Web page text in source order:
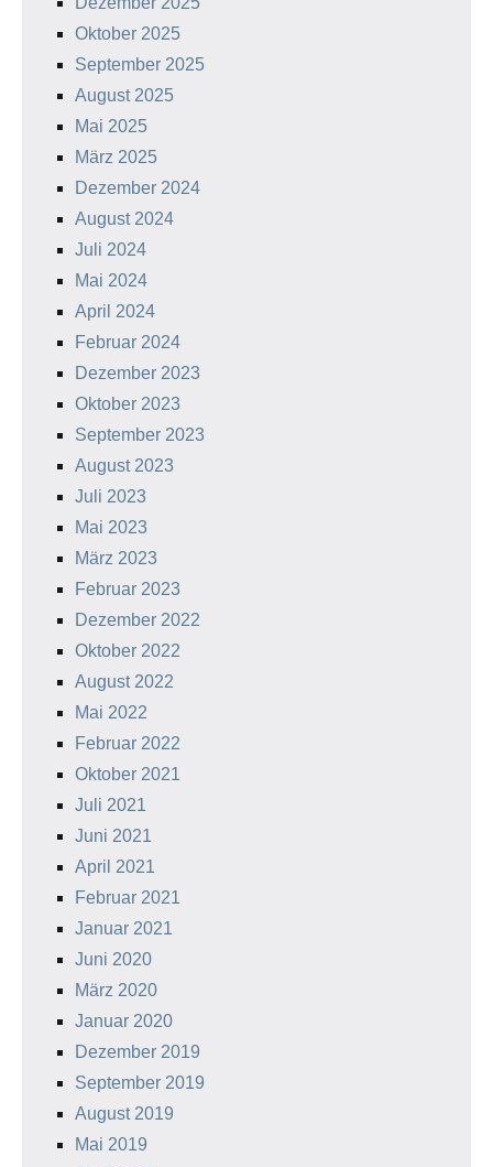
Oktober 2025
September 2025
August 2025
Mai 2025
März 2025
Dezember 2024
August 2024
Juli 2024
Mai 2024
April 2024
Februar 2024
Dezember 2023
Oktober 2023
September 2023
August 2023
Juli 2023
Mai 2023
März 2023
Februar 2023
Dezember 2022
Oktober 2022
August 2022
Mai 2022
Februar 2022
Oktober 2021
Juli 2021
Juni 2021
April 2021
Februar 2021
Januar 2021
Juni 2020
März 2020
Januar 2020
Dezember 2019
September 2019
August 2019
Mai 2019